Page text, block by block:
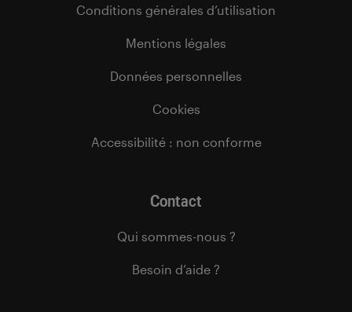
Conditions générales d’utilisation
Mentions légales
Données personnelles
Cookies
Accessibilité : non conforme
Contact
Qui sommes-nous ?
Besoin d’aide ?